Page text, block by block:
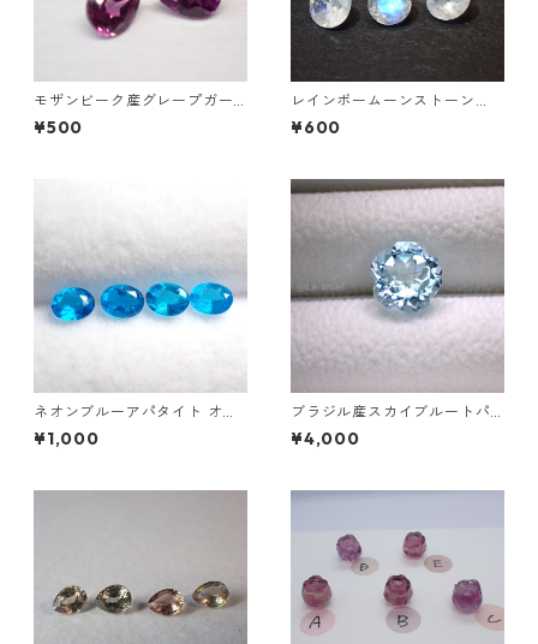
モザンビーク産グレープガー
ネット ペアシェイプカットル
ース 0.2ct前後 4mm*3mm前
¥500
レインボームーンストーン
（アンデシン/ホワイトラブラ
ドライト）0.25ct前後 4.0m
¥600
ネオンブルーアパタイト オー
バルカット 0.15ct前後 4x3m
m
¥1,000
ブラジル産スカイブルートパ
ーズ フラワーカットルース 3.
4ct 9.0mm*9.0mm*6.0mm
¥4,000